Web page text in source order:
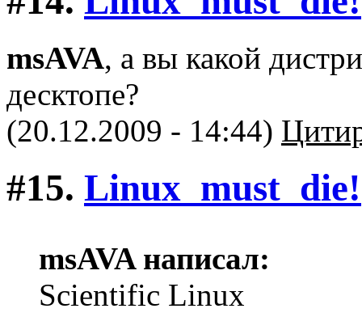
msAVA, а вы какой
десктопе?
(20.12.2009 - 14:44)
#15. Linux_must_die!
msAVA написал:
Scientific Linux